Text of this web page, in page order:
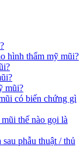
hình thẩm mỹ mũi?
mũi?
có biến chứng gì
thế nào gọi là
phẫu thuật / thủ